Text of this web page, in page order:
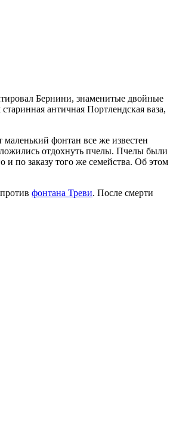
Бернини, знаменитые двойные
античная Портлендская ваза,
фонтан все же известен
отдохнуть пчелы. Пчелы были
по заказу того же семейства. Об этом
фонтана Треви. После смерти